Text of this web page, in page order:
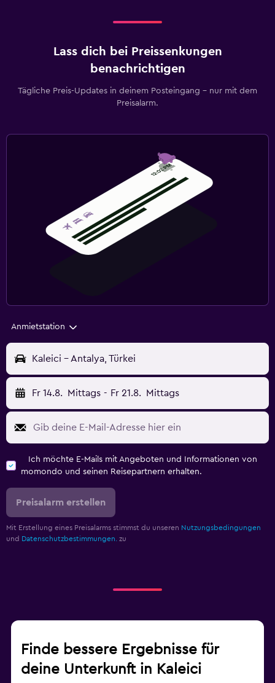
Lass dich bei Preissenkungen
benachrichtigen
Tägliche Preis-Updates in deinem Posteingang – nur mit dem
Preisalarm.
Anmietstation
Kaleici - Antalya, Türkei
Fr 14.8. Mittags - Fr 21.8. Mittags
Ich möchte E-Mails mit Angeboten und Informationen von
momondo und seinen Reisepartnern erhalten.
Preisalarm erstellen
Mit Erstellung eines Preisalarms stimmst du unseren Nutzungsbedingungen
und Datenschutzbestimmungen. zu
Finde bessere Ergebnisse für
deine Unterkunft in Kaleici